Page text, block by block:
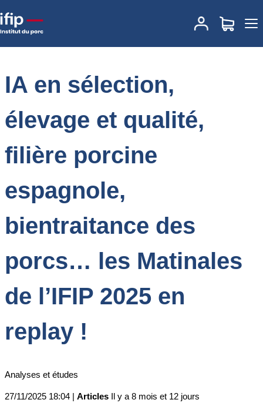
Accueil
IA en sélection, élevage et qualité, filière porcine
espagnole, bientraitance des porcs… les Matinales de l’IFIP 2025
IA en sélection,
élevage et qualité,
filière porcine
espagnole,
bientraitance des
porcs… les Matinales
de l’IFIP 2025 en
replay !
Analyses et études
27/11/2025 18:04 | Articles Il y a 8 mois et 12 jours